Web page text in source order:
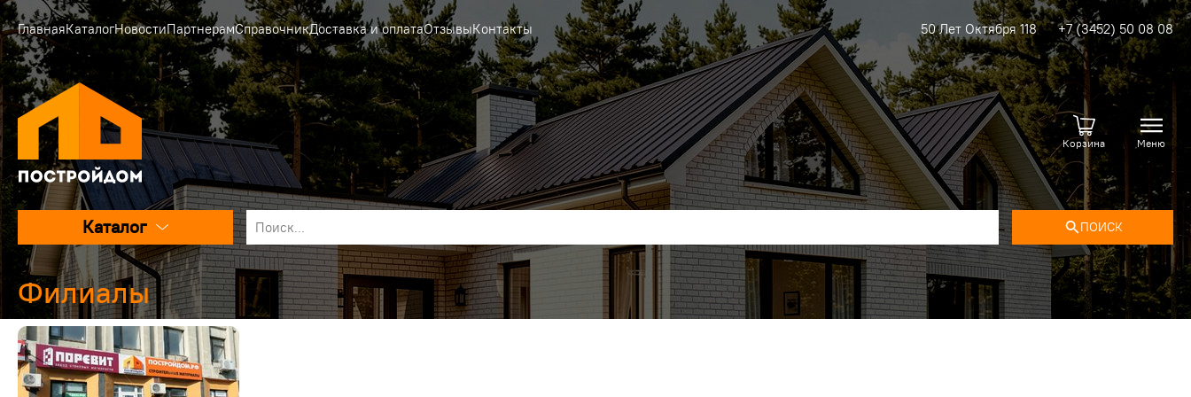
ГлавнаяКаталогНовостиПартнерамСправочникДоставка и оплатаОтзывыКонтакты 50 Лет Октября 118 +7 (3452) 50 08 08
Корзина Меню
Каталог ПОИСК
Филиалы